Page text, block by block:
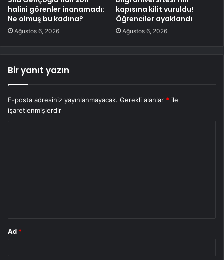
halini görenler inanamadı:
Ne olmuş bu kadına?
Ağustos 6, 2026
kapısına kilit vuruldu!
Öğrenciler ayaklandı
Ağustos 6, 2026
Bir yanıt yazın
E-posta adresiniz yayınlanmayacak. Gerekli alanlar * ile
işaretlenmişlerdir
Ad *